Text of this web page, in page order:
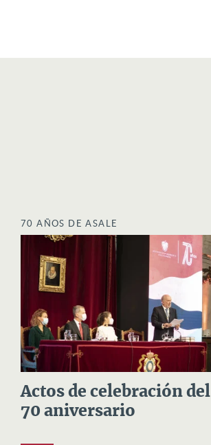
70 AÑOS DE ASALE
Actos de celebración del
70 aniversario